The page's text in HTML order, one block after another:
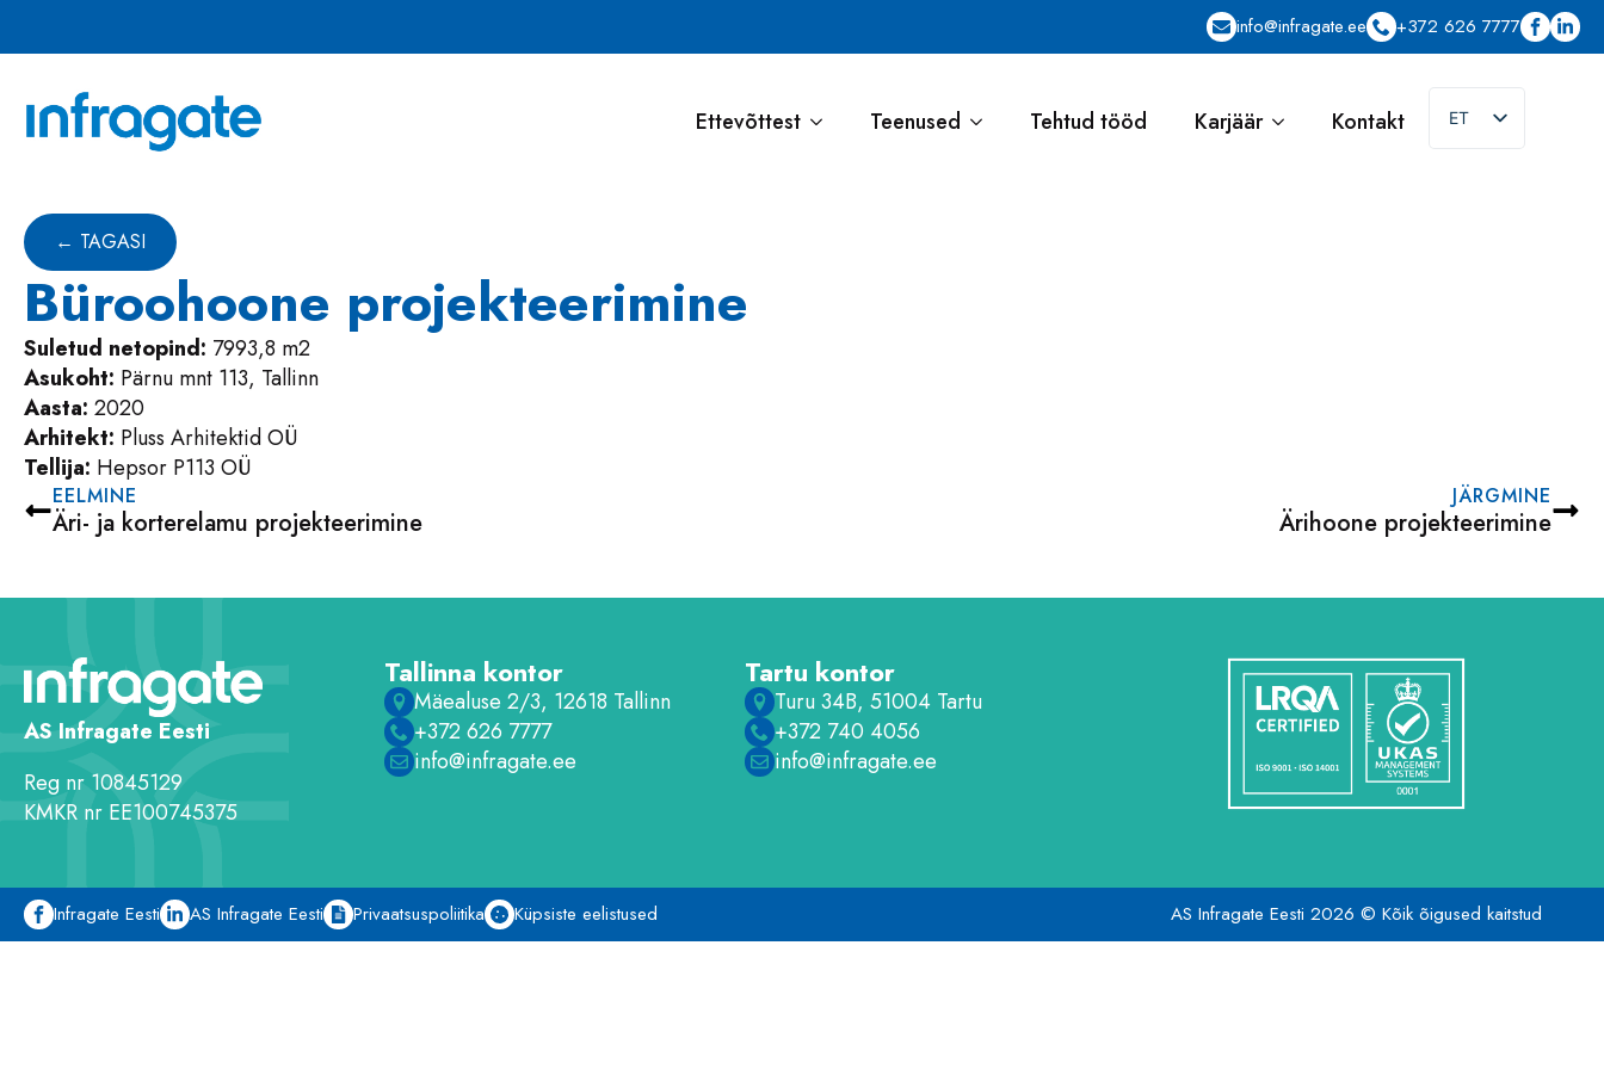
info@infragate.ee +372 626 7777
Ettevõttest Teenused Tehtud tööd Karjäär Kontakt
ET
EN
← TAGASI
Büroohoone projekteerimine
Suletud netopind: 7993,8 m2
Asukoht: Pärnu mnt 113, Tallinn
Aasta: 2020
Arhitekt: Pluss Arhitektid OÜ
Tellija: Hepsor P113 OÜ
EELMINE
Äri- ja korterelamu projekteerimine
JÄRGMINE
Ärihoone projekteerimine
AS Infragate Eesti
Reg nr 10845129
KMKR nr EE100745375
Tallinna kontor
Mäealuse 2/3, 12618 Tallinn
+372 626 7777
info@infragate.ee
Tartu kontor
Turu 34B, 51004 Tartu
+372 740 4056
info@infragate.ee
Infragate Eesti AS Infragate Eesti Privaatsuspoliitika Küpsiste eelistused AS Infragate Eesti 2026 © Kõik õigused kaitstud